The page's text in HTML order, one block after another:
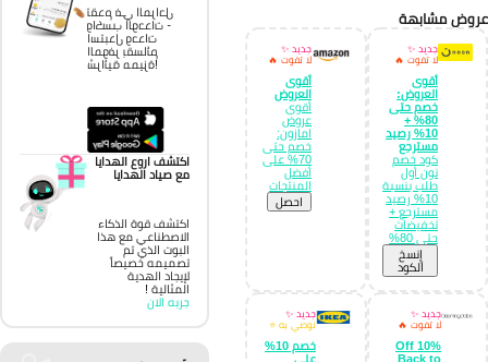
مشابهة
جديد ✨
لا تفوت 🔥
أقوى
العروض:
خصم حتى
80% +
10% رصيد
مسترجع
كود خصم
نون أول
طلب بنسبة
10% رصيد
مسترجع +
تخفيضات
حتى 80%
إِنسخ
الكود
جديد ✨
لا تفوت 🔥
أقوى
العروض
أقوى
عروض
امازون:
خصم حتى
70% على
أفضل
المنتجات
احصل
جديد ✨
لا تفوت 🔥
10% Off
جديد ✨
نوصي به ⭐
خصم 10%
تقدم في المراحل
واكسب الوحدات -
استبدل وحدات
الموفر بقسائم
شرائية مميزة!
اكتشف اروع الهدايا
مع صياد الهدايا
اكتشف قوة الذكاء
الاصطناعي مع هذا
البوت الذي تم
تصميمه خصيصاً
لإيجاد الهدية
المثالية !
جربه الان